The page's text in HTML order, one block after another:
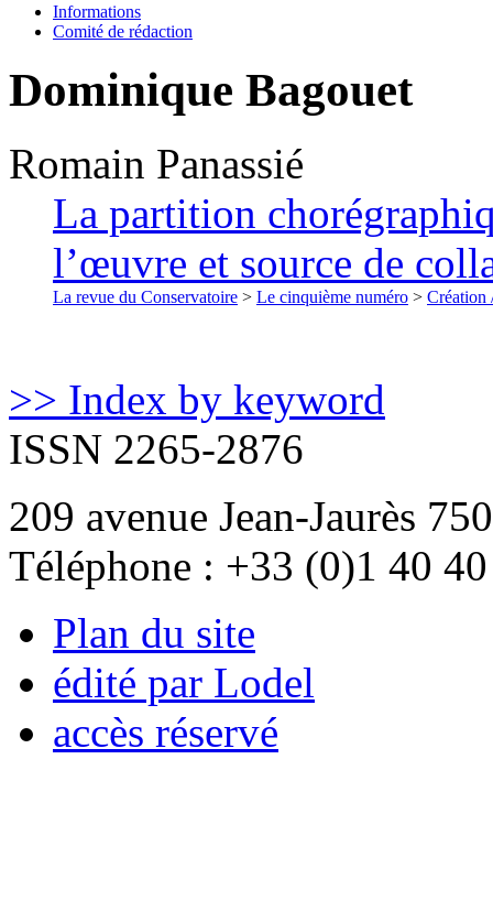
Informations
Comité de rédaction
Dominique Bagouet
Romain Panassié
La partition
l’œuvre et source de
La revue du Conservatoire > Le cinquième numéro > Création
>> Index by keyword
ISSN 2265-2876
209 avenue Jean-Jaurès
Téléphone : +33 (0)1 40
Plan du site
édité par Lodel
accès réservé